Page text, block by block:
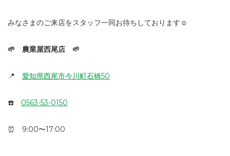
みなさまのご来店をスタッフ一同お待ちしております ☺️
🌱 農業屋西尾店 🌱
📍 愛知県西尾市今川町石橋50
☎️ 0563-53-0150
⏰ 9:00〜17:00